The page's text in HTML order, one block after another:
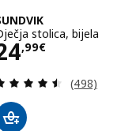
stolica, bijela
,99€
Revizija:
(498)